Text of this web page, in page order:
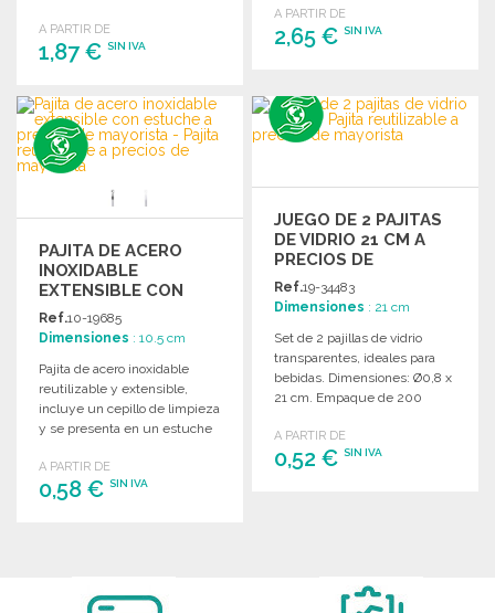
A PARTIR DE
1,87 € SIN IVA
PEDIR
Solicitar un presupuesto
A PARTIR DE
2,65 €SIN IVA
Solicitar un presupuesto
PAJITA DE ACERO
INOXIDABLE
EXTENSIBLE CON
ESTUCHE
Ref.10-19685
Dimensiones : 10.5 cm
Pajita de acero inoxidable
reutilizable y extensible,
incluye un cepillo de limpieza
y se presenta en un estuche
A PARTIR DE
0,58 € SIN IVA
JUEGO DE 2 PAJITAS
DE VIDRIO 21 CM A
PRECIOS DE
MAYORISTA
Ref.19-34483
Dimensiones : 21 cm
Set de 2 pajillas de vidrio
transparentes, ideales para
bebidas. Dimensiones: Ø0,8 x
21 cm. Empaque de 200
A PARTIR DE
0,52 €SIN IVA